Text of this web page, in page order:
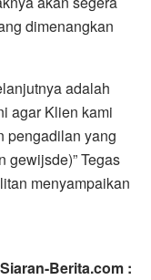
dimenangkan
adalah
agar Klien kami
pengadilan yang
gewijsde)” Tegas
menyampaikan
Berita.com :